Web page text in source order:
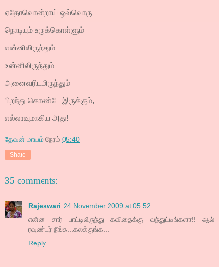
ஏதோவொன்றாய் ஒவ்வொரு
நொடியும் உருக்கொள்ளும்
என்னிலிருந்தும்
உன்னிலிருந்தும்
அனைவரிடமிருந்தும்
பிறந்து கொண்டே இருக்கும்,
எல்லாவுமாகிய அது!
தேவன் மாயம் நேரம் 05:40
Share
35 comments:
Rajeswari 24 November 2009 at 05:52
என்ன சார் பாட்டிலிருந்து கவிதைக்கு வந்துட்டீங்களா!! ஆல்
ரவுண்டர் நீங்க...கலக்குங்க...
Reply